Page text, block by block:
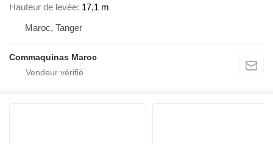
Hauteur de levée 17,1 m
Maroc, Tanger
Commaquinas Maroc